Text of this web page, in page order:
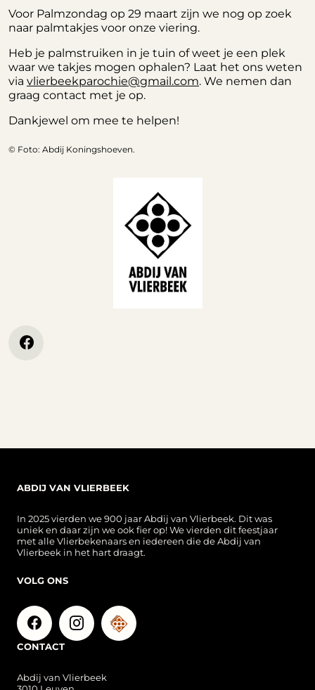
Voor Palmzondag op 29 maart zijn we nog op zoek
naar palmtakjes voor onze viering.
Heb je palmstruiken in je tuin of weet je een plek
waar we takjes mogen ophalen? Laat het ons weten
via vlierbeekparochie@gmail.com. We nemen dan
graag contact met je op.
Dankjewel om mee te helpen!
© Foto: Abdij Koningshoeven.
ABDIJ VAN VLIERBEEK
In 2025 vierden we 900 jaar Abdij van Vlierbeek. Dit was
uniek en daar zijn we ook fier op! We vierden dit feestjaar
met alle Vlierbekenaars en iedereen die de Abdij van
Vlierbeek in het hart draagt.
VOLG ONS
CONTACT
Abdij van Vlierbeek